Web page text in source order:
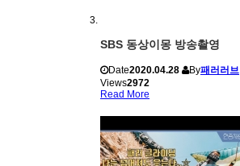
SBS 동상이몽 방송촬영
Date2020.04.28 By패러러브
Views2972
Read More